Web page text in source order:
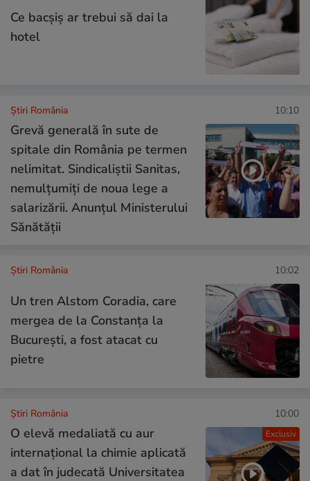
Ce bacşiş ar trebui să dai la
hotel
Știri România 10:10
Grevă generală în sute de
spitale din România pe termen
nelimitat. Sindicaliştii Sanitas,
nemulţumiţi de noua lege a
salarizării. Anunțul Ministerului
Sănătății
Știri România 10:02
Un tren Alstom Coradia, care
mergea de la Constanța la
București, a fost atacat cu
pietre
Exclusiv
Știri România 10:00
O elevă medaliată cu aur
internațional la chimie aplicată
a dat în judecată Universitatea